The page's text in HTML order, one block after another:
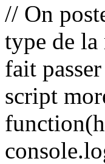
// On
type de la
fait
script